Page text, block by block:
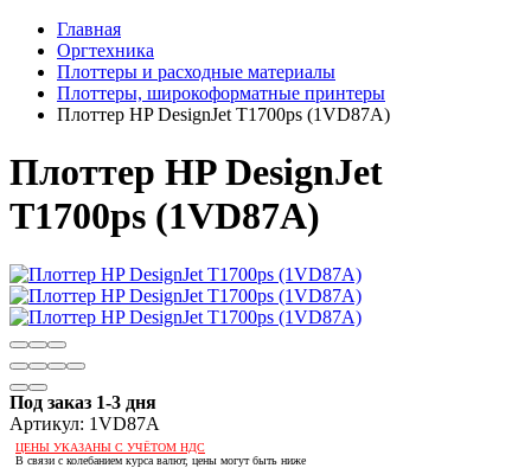
Главная
Оргтехника
Плоттеры и расходные материалы
Плоттеры, широкоформатные принтеры
Плоттер HP DesignJet T1700ps (1VD87A)
Плоттер HP DesignJet
T1700ps (1VD87A)
Под заказ 1-3 дня
Артикул: 1VD87A
ЦЕНЫ УКАЗАНЫ С УЧЁТОМ НДС
В связи с колебанием курса валют, цены могут быть ниже